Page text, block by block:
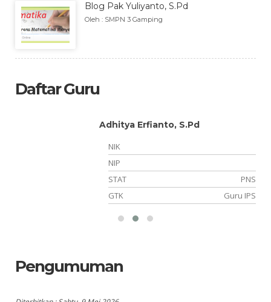
Blog Pak Yuliyanto, S.Pd
Oleh : SMPN 3 Gamping
Daftar Guru
Adhitya Erfianto, S.Pd
NIK
NIP
STAT
PNS
GTK
Guru IPS
Pengumuman